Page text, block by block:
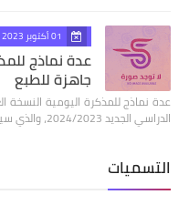
01 أكتوبر 2023
عدة نماذج
جاهزة للطبع
عدة نماذج للمذكرة اليومية النسخة
الدراسي الجديد 2024/2023، والذي سيشهد …
التسميات